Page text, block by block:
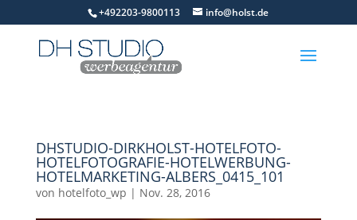
+492203-9800113 info@holst.de
DHSTUDIO-DIRKHOLST-HOTELFOTO-
HOTELFOTOGRAFIE-HOTELWERBUNG-
HOTELMARKETING-ALBERS_0415_101
von hotelfoto_wp | Nov. 28, 2016